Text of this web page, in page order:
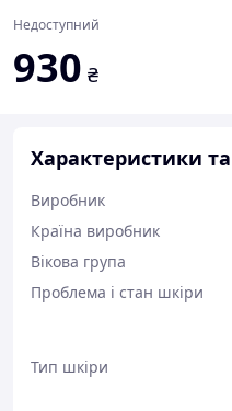
Недоступний
930 ₴
Характеристики
Виробник
Країна виробник
Вікова група
Проблема і стан шкіри
Тип шкіри